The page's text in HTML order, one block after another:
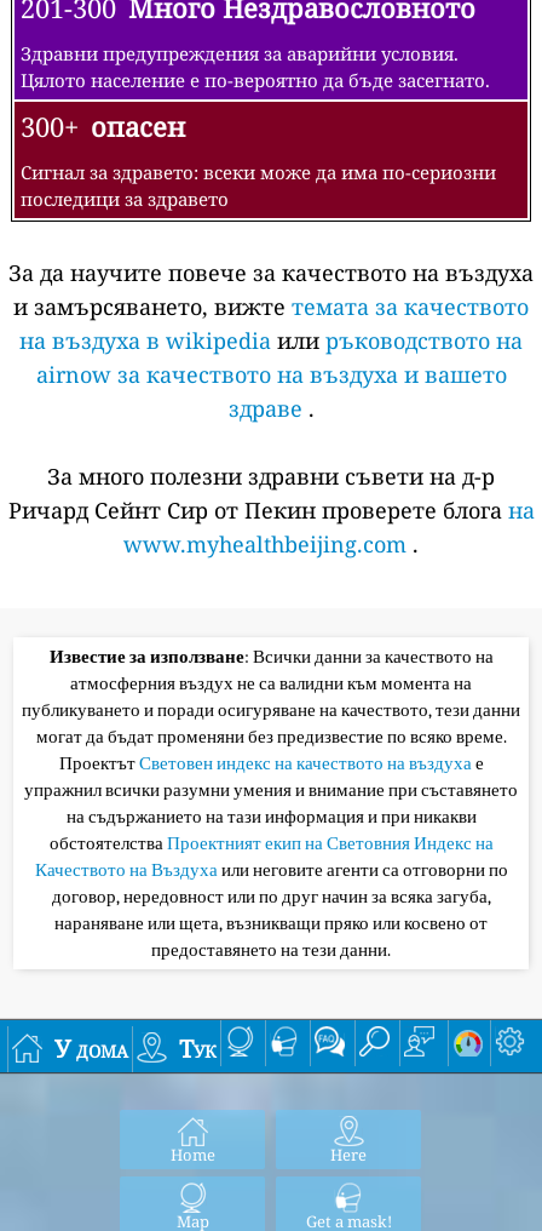
201-300 Много Нездравословното
Здравни предупреждения за аварийни условия.
Цялото население е по-вероятно да бъде засегнато.
300+ опасен
Сигнал за здравето: всеки може да има по-сериозни
последици за здравето
За да научите повече за качеството на въздуха
и замърсяването, вижте темата за качеството
на въздуха в wikipedia или ръководството на
airnow за качеството на въздуха и вашето
здраве .
За много полезни здравни съвети на д-р
Ричард Сейнт Сир от Пекин проверете блога на
www.myhealthbeijing.com .
Известие за използване: Всички данни за качеството на
атмосферния въздух не са валидни към момента на
публикуването и поради осигуряване на качеството, тези данни
могат да бъдат променяни без предизвестие по всяко време.
ПроектътСветовен индекс на качеството на въздухае
упражнил всички разумни умения и внимание при съставянето
на съдържанието на тази информация и при никакви
обстоятелстваПроектният екип на Световния Индекс на
Качеството на Въздухаили неговите агенти са отговорни по
договор, нередовност или по друг начин за всяка загуба,
нараняване или щета, възникващи пряко или косвено от
предоставянето на тези данни.
У дома Тук
Home Here
Map Get a mask!